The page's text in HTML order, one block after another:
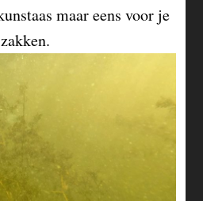
maar eens voor je